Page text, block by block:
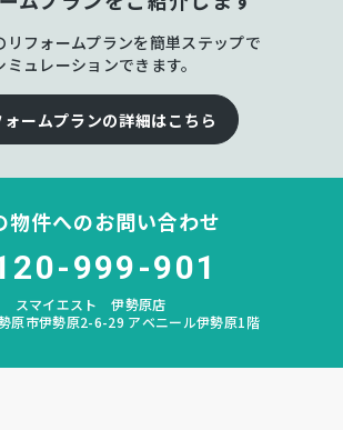
リフォームプランを簡単ステップで
ミュレーションできます。
ォームプランの詳細はこちら
物件へのお問い合わせ
999-901
スマイエスト 伊勢原店
原市伊勢原2-6-29 アベニール伊勢原1階